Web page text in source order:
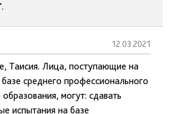
12.03.2021
Таисия. Лица, поступающие на
среднего профессионального
могут: сдавать
испытания на базе